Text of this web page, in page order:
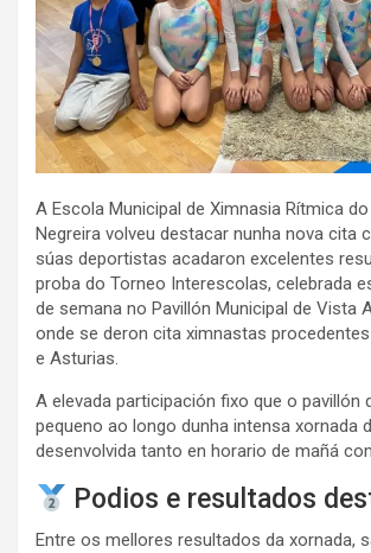
A Escola Municipal de Ximnasia Rítmica
Negreira volveu destacar nunha nova cita
súas deportistas acadaron excelentes
proba do Torneo Interescolas, celebrada
de semana no Pavillón Municipal de Vista
onde se deron cita ximnastas
e Asturias.
A elevada participación fixo que o pavillón
pequeno ao longo dunha intensa xornada
desenvolvida tanto en horario de mañá
Podios e resultados
Entre os mellores resultados da xornada,